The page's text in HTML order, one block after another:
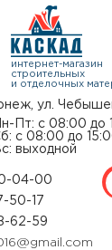
интернет-магазин
строительных
и отделочных
ул.
Пт: с 08:00 до
с 08:00 до
выходной
04-00
50-17
62-59